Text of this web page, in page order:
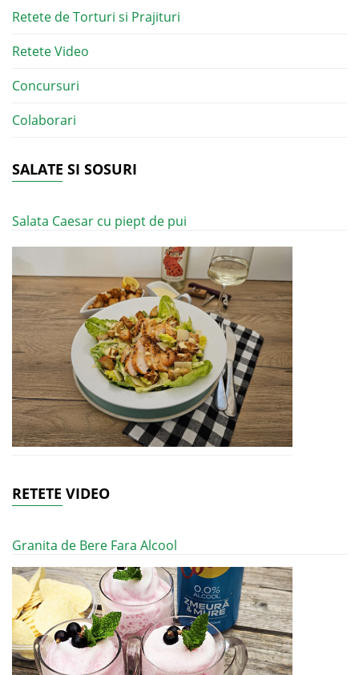
Retete de Torturi si Prajituri
Retete Video
Concursuri
Colaborari
SALATE SI SOSURI
Salata Caesar cu piept de pui
RETETE VIDEO
Granita de Bere Fara Alcool